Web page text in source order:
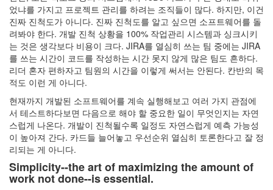
었냐를 가지고 프로젝트 관리를 하려는 조직들이 많다. 하지만, 이건
진짜 진척도가 아니다. 진짜 진척도를 알고 싶으면 소프트웨어를 돌
려봐야 한다. 개발 진척 상황을 100% 작업관리 시스템과 싱크시키
는 것은 생각보다 비용이 크다. JIRA를 열심히 쓰는 팀 중에는 JIRA
를 쓰는 시간이 코드를 작성하는 시간 못지 않게 많은 팀도 흔하다.
리더 혼자 편하자고 팀원의 시간을 이렇게 써서는 안된다. 칸반의 목
적도 이런 게 아니다.
현재까지 개발된 소프트웨어를 계속 실행해보고 여러 가지 관점에
서 테스트하다보면 다음으로 해야 할 중요한 일이 무엇인지는 자연
스럽게 나온다. 개발이 진척될수록 일정도 자연스럽게 예측 가능성
이 높아져 간다. 카드들 늘어놓고 우선순위 열심히 토론한다고 잘 정
리되는 게 아니다.
Simplicity--the art of maximizing the amount of
work not done--is essential.